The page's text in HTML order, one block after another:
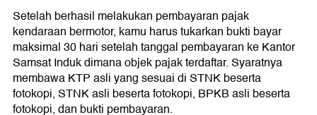
Setelah berhasil melakukan pembayaran pajak
kendaraan bermotor, kamu harus tukarkan bukti bayar
maksimal 30 hari setelah tanggal pembayaran ke Kantor
Samsat Induk dimana objek pajak terdaftar. Syaratnya
membawa KTP asli yang sesuai di STNK beserta
fotokopi, STNK asli beserta fotokopi, BPKB asli beserta
fotokopi, dan bukti pembayaran.